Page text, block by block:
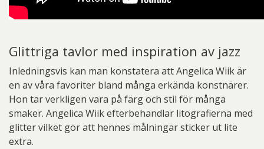
Glittriga tavlor med inspiration av jazz
Inledningsvis kan man konstatera att Angelica Wiik är
en av våra favoriter bland många erkända konstnärer.
Hon tar verkligen vara på färg och stil för många
smaker. Angelica Wiik efterbehandlar litografierna med
glitter vilket gör att hennes målningar sticker ut lite
extra.